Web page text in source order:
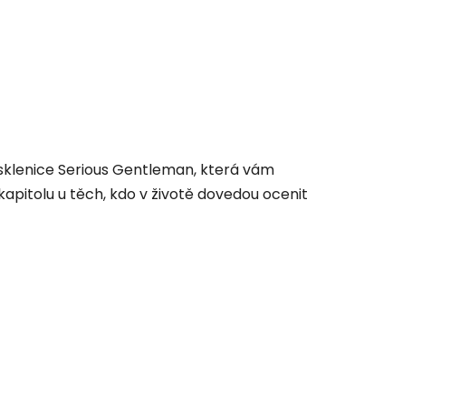
Serious Gentleman, která vám
u těch, kdo v životě dovedou ocenit